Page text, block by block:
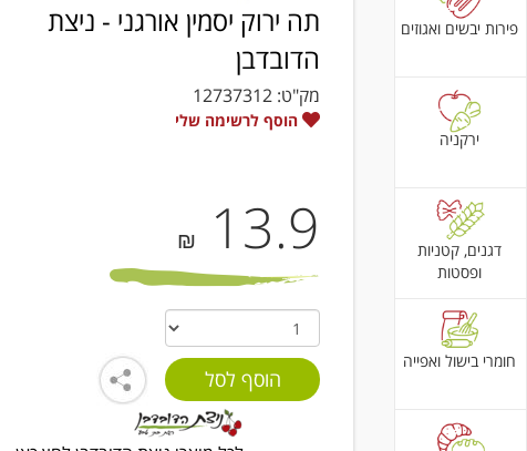
פירות יבשים ואגוזים
ירקניה
דגנים, קטניות
ופסטות
חומרי בישול ואפייה
תה ירוק יסמין אורגני - ניצת
הדובדבן
מק"ט: 12737312
הוסף לרשימה שלי
13.9
₪